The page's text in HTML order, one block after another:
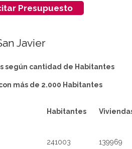
Presupuesto
Javier
según cantidad de Habitantes
más de 2.000 Habitantes
Habitantes
241003 139969